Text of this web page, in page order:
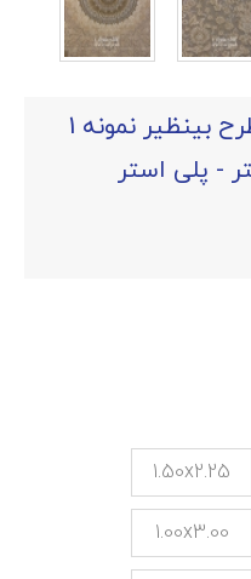
فرش ماشینی کلاسیک طرح بینظیر نمونه 1
استر - پلی استر
1.50x2.25
1.00x3.00